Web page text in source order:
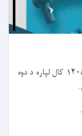
د کابل پوهنتون د تدارکاتو امریت د اړتیا له مخې ، د ۱۴۰۵ کال لپاره د دوه